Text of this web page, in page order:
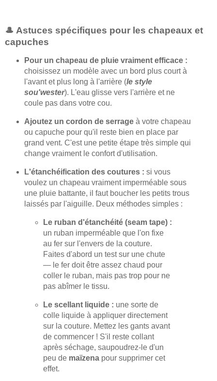
🎩 Astuces spécifiques pour les chapeaux et
capuches
Pour un chapeau de pluie vraiment efficace :
choisissez un modèle avec un bord plus court à
l'avant et plus long à l'arrière (le style
sou'wester). L'eau glisse vers l'arrière et ne
coule pas dans votre cou.
Ajoutez un cordon de serrageà votre chapeau
ou capuche pour qu'il reste bien en place par
grand vent. C'est une petite étape très simple qui
change vraiment le confort d'utilisation.
L'étanchéification des coutures : si vous
voulez un chapeau vraiment imperméable sous
une pluie battante, il faut boucher les petits trous
laissés par l'aiguille. Deux méthodes simples :
Le ruban d'étanchéité (seam tape) :
un ruban imperméable que l'on fixe
au fer sur l'envers de la couture.
Faites d'abord un test sur une chute
— le fer doit être assez chaud pour
coller le ruban, mais pas trop pour ne
pas abîmer le tissu.
Le scellant liquide : une sorte de
colle liquide à appliquer directement
sur la couture. Mettez les gants avant
de commencer ! S'il reste collant
après séchage, saupoudrez-le d'un
peu de maïzena pour supprimer cet
effet.